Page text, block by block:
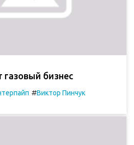
газовый бизнес
#Виктор Пинчук